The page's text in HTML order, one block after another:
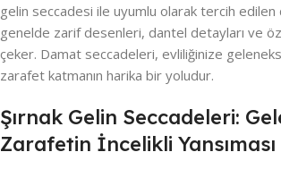
gelin seccadesi ile uyumlu olarak tercih
genelde zarif desenleri, dantel detayları ve
çeker. Damat seccadeleri, evliliğinize
zarafet katmanın harika bir yoludur.
Şırnak Gelin Seccadeleri:
Zarafetin İncelikli Yansıması